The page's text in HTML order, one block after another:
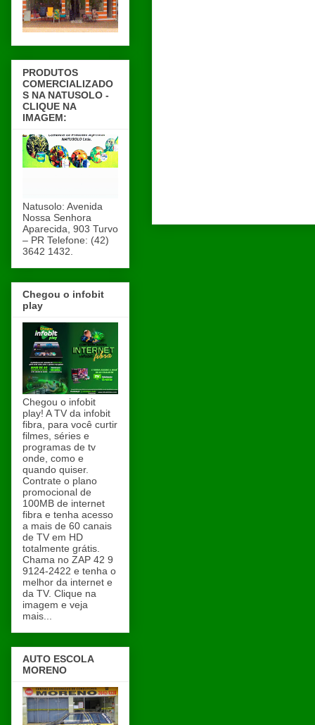
PRODUTOS
COMERCIALIZADO
S NA NATUSOLO -
CLIQUE NA
IMAGEM:
Natusolo: Avenida
Nossa Senhora
Aparecida, 903 Turvo
– PR Telefone: (42)
3642 1432.
Chegou o infobit
play
Chegou o infobit
play! A TV da infobit
fibra, para você curtir
filmes, séries e
programas de tv
onde, como e
quando quiser.
Contrate o plano
promocional de
100MB de internet
fibra e tenha acesso
a mais de 60 canais
de TV em HD
totalmente grátis.
Chama no ZAP 42 9
9124-2422 e tenha o
melhor da internet e
da TV. Clique na
imagem e veja
mais...
AUTO ESCOLA
MORENO